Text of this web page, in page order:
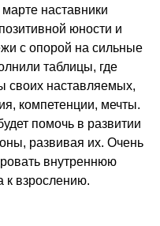
наставники
юности и
с опорой на сильные
таблицы, где
своих наставляемых,
компетенции, мечты.
помочь в развитии
развивая их. Очень
внутреннюю
к взрослению.